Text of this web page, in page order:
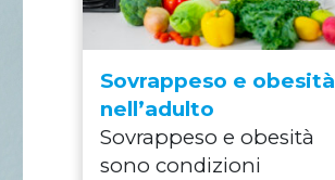
Sovrappeso e obesità
nell’adulto
Sovrappeso e obesità
sono condizioni